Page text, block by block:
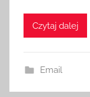
Czytaj dalej
Email